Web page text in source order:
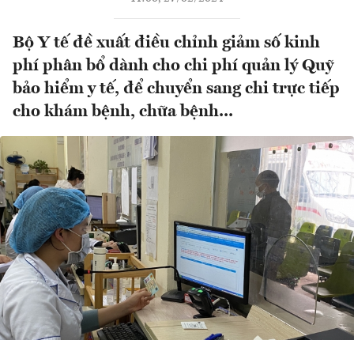
Bộ Y tế đề xuất điều chỉnh giảm số kinh
phí phân bổ dành cho chi phí quản lý Quỹ
bảo hiểm y tế, để chuyển sang chi trực tiếp
cho khám bệnh, chữa bệnh...